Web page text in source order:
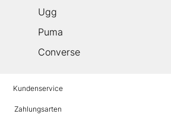
Ugg
Puma
Converse
Kundenservice
Zahlungsarten